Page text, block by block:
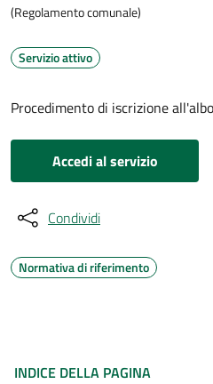
(Regolamento comunale)
Servizio attivo
Procedimento di iscrizione
Accedi al servizio
Condividi
Normativa di riferimento
INDICE DELLA PAGINA